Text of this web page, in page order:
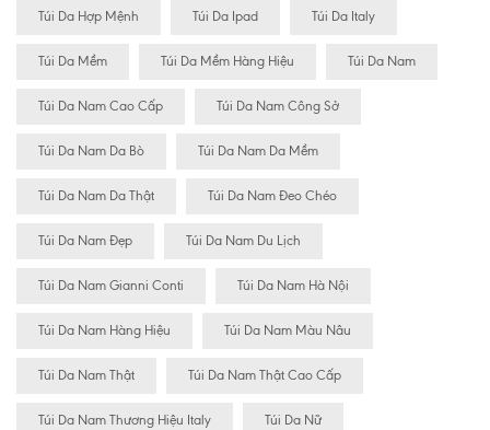
Túi Da Hợp Mệnh Túi Da Ipad Túi Da Italy
Túi Da Mềm Túi Da Mềm Hàng Hiệu Túi Da Nam
Túi Da Nam Cao Cấp Túi Da Nam Công Sở
Túi Da Nam Da Bò Túi Da Nam Da Mềm
Túi Da Nam Da Thật Túi Da Nam Đeo Chéo
Túi Da Nam Đẹp Túi Da Nam Du Lịch
Túi Da Nam Gianni Conti Túi Da Nam Hà Nội
Túi Da Nam Hàng Hiệu Túi Da Nam Màu Nâu
Túi Da Nam Thật Túi Da Nam Thật Cao Cấp
Túi Da Nam Thương Hiệu Italy Túi Da Nữ